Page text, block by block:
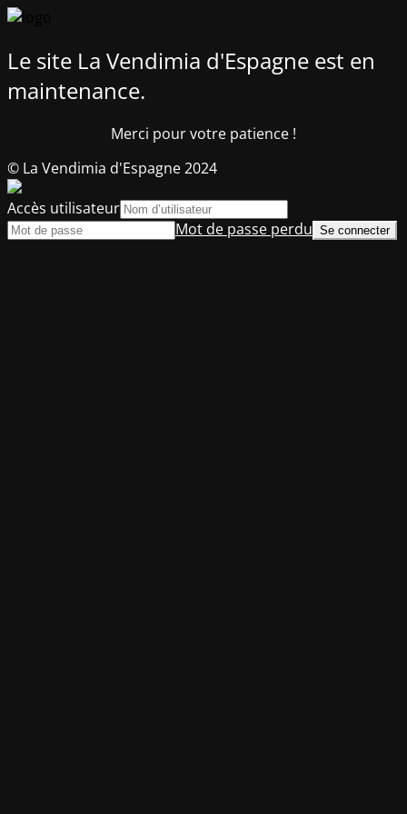
Le site La Vendimia d'Espagne est en
maintenance.
Merci pour votre patience !
© La Vendimia d'Espagne 2024
Accès utilisateur
Mot de passe perdu